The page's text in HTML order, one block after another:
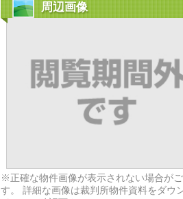
周辺画像
※正確な物件画像が表示されない場合が
す。 詳細な画像は裁判所物件資料をダウ